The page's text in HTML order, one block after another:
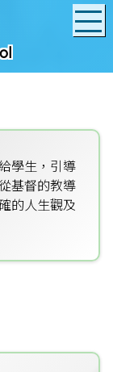
學生，引導
基督的教導
的人生觀及